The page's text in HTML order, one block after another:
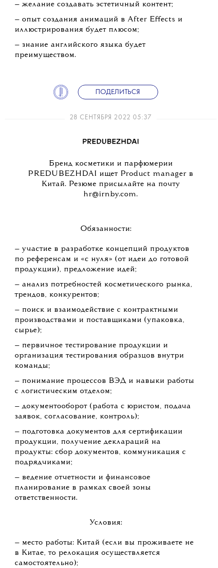
— желание создавать эстетичный контент;
— опыт создания анимаций в After Effects и
иллюстрирования будет плюсом;
— знание английского языка будет
преимуществом.
ПОДЕЛИТЬСЯ
28 СЕНТЯБРЯ 2022 05:37
Бренд косметики и парфюмерии
PREDUBEZHDAI ищет Product manager в
Китай. Резюме присылайте на почту
hr@irnby.com.
Обязанности:
— участие в разработке концепций продуктов
по референсам и «с нуля» (от идеи до готовой
продукции), предложение идей;
— анализ потребностей косметического рынка,
трендов, конкурентов;
— поиск и взаимодействие с контрактными
производствами и поставщиками (упаковка,
сырье);
— первичное тестирование продукции и
организация тестирования образцов внутри
команды;
— понимание процессов ВЭД и навыки работы
с логистическим отделом;
— документооборот (работа с юристом, подача
заявок, согласование, контроль);
— подготовка документов для сертификации
продукции, получение деклараций на
продукты: сбор документов, коммуникация с
подрядчиками;
— ведение отчетности и финансовое
планирование в рамках своей зоны
ответственности.
Условия:
— место работы: Китай (если вы проживаете не
в Китае, то релокация осуществляется
самостоятельно);